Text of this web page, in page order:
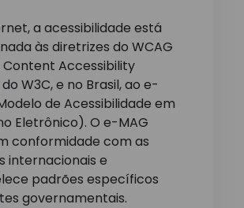
a acessibilidade está
às diretrizes do WCAG
Accessibility
W3C, e no Brasil, ao e-
de Acessibilidade em
Eletrônico). O e-MAG
conformidade com as
internacionais e
padrões específicos
governamentais.